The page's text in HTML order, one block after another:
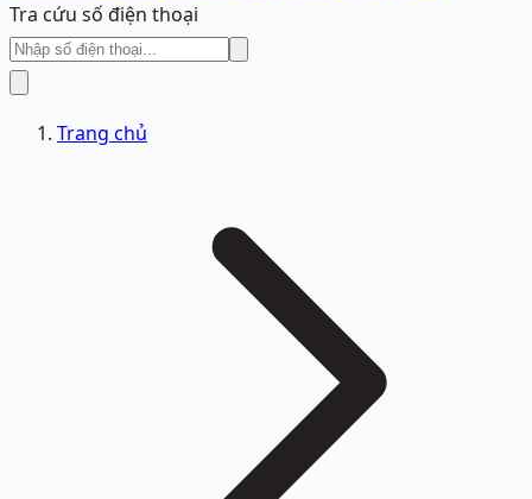
Tra cứu số điện thoại
Trang chủ